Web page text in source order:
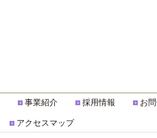
事業紹介 採用情報 お
アクセスマップ